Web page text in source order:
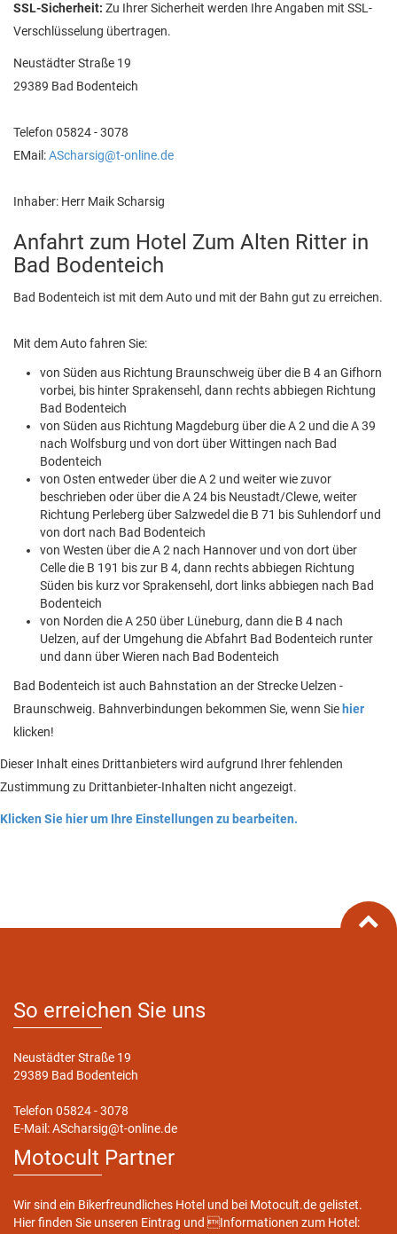
SSL-Sicherheit: Zu Ihrer Sicherheit werden Ihre Angaben mit SSL-
Verschlüsselung übertragen.
Neustädter Straße 19
29389 Bad Bodenteich
Telefon 05824 - 3078
EMail:AScharsig@t-online.de
Inhaber: Herr Maik Scharsig
Anfahrt zum Hotel Zum Alten Ritter in
Bad Bodenteich
Bad Bodenteich ist mit dem Auto und mit der Bahn gut zu erreichen.
Mit dem Auto fahren Sie:
von Süden aus Richtung Braunschweig über die B 4 an Gifhorn
vorbei, bis hinter Sprakensehl, dann rechts abbiegen Richtung
Bad Bodenteich
von Süden aus Richtung Magdeburg über die A 2 und die A 39
nach Wolfsburg und von dort über Wittingen nach Bad
Bodenteich
von Osten entweder über die A 2 und weiter wie zuvor
beschrieben oder über die A 24 bis Neustadt/Clewe, weiter
Richtung Perleberg über Salzwedel die B 71 bis Suhlendorf und
von dort nach Bad Bodenteich
von Westen über die A 2 nach Hannover und von dort über
Celle die B 191 bis zur B 4, dann rechts abbiegen Richtung
Süden bis kurz vor Sprakensehl, dort links abbiegen nach Bad
Bodenteich
von Norden die A 250 über Lüneburg, dann die B 4 nach
Uelzen, auf der Umgehung die Abfahrt Bad Bodenteich runter
und dann über Wieren nach Bad Bodenteich
Bad Bodenteich ist auch Bahnstation an der Strecke Uelzen -
Braunschweig. Bahnverbindungen bekommen Sie, wenn Sie hier
klicken!
Dieser Inhalt eines Drittanbieters wird aufgrund Ihrer fehlenden
Zustimmung zu Drittanbieter-Inhalten nicht angezeigt.
Klicken Sie hier um Ihre Einstellungen zu bearbeiten.
So erreichen Sie uns
Neustädter Straße 19
29389 Bad Bodenteich
Telefon 05824 - 3078
E-Mail: AScharsig@t-online.de
Motocult Partner
Wir sind ein Bikerfreundliches Hotel und bei Motocult.de gelistet.
Hier finden Sie unseren Eintrag und Informationen zum Hotel: